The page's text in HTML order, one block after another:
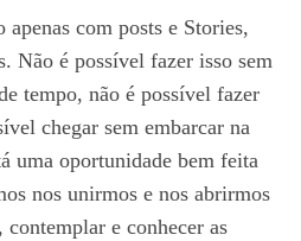
com posts e Stories,
Não é possível fazer isso sem
tempo, não é possível fazer
chegar sem embarcar na
uma oportunidade bem feita
nos unirmos e nos abrirmos
contemplar e conhecer as